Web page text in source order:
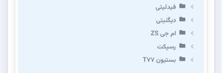
فیدلیتی
دیگنیتی
ام جی ZS
رسپکت
بستیون T۷۷